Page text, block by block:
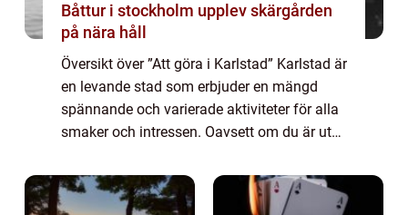
Båttur i stockholm upplev skärgården
på nära håll
Översikt över ”Att göra i Karlstad” Karlstad är
en levande stad som erbjuder en mängd
spännande och varierade aktiviteter för alla
smaker och intressen. Oavsett om du är ute
naturupplevelser e...